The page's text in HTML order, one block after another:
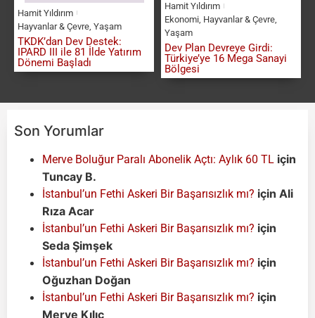
Hamit Yıldırım
Hayvanlar & Çevre Yaşam
TKDK’dan Dev Destek:
IPARD III ile 81 İlde Yatırım
Dönemi Başladı
Hamit Yıldırım
Ekonomi, Hayvanlar & Çevre,
Yaşam
Dev Plan Devreye Girdi:
Türkiye’ye 16 Mega Sanayi
Bölgesi
Son Yorumlar
Merve Boluğur Paralı Abonelik Açtı: Aylık 60 TL için
Tuncay B.
İstanbul’un Fethi Askeri Bir Başarısızlık mı? için Ali
Rıza Acar
İstanbul’un Fethi Askeri Bir Başarısızlık mı? için
Seda Şimşek
İstanbul’un Fethi Askeri Bir Başarısızlık mı? için
Oğuzhan Doğan
İstanbul’un Fethi Askeri Bir Başarısızlık mı? için
Merve Kılıç